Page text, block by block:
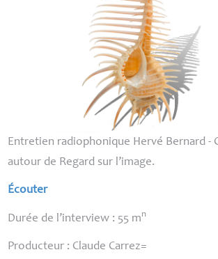
Entretien radiophonique Hervé Bernard -
autour de Regard sur l’image.
Écouter
Durée de l’interview : 55 mn
Producteur : Claude Carrez=